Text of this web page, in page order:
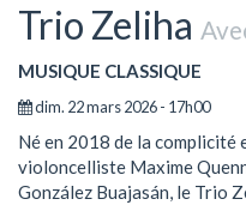
Trio Zeliha
MUSIQUE CLASSIQUE
dim. 22 mars 2026 - 17h00
Né en 2018 de la
violoncelliste Maxime
González Buajasán, le Trio